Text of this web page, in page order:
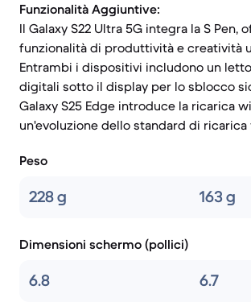
Funzionalità Aggiuntive:
Il Galaxy S22 Ultra 5G integra la S Pen,
funzionalità di produttività e creatività
Entrambi i dispositivi includono un
digitali sotto il display per lo sblocco
Galaxy S25 Edge introduce la ricarica
un'evoluzione dello standard di ricarica
Peso
228 g 163 g
Dimensioni schermo (pollici)
6.8 6.7